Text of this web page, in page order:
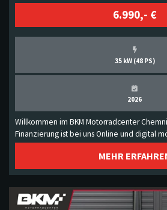
6.990,- €
35 kW (48 PS)
2026
Willkommen im BKM Motorradcenter
Finanzierung ist bei uns Online und digital
MEHR